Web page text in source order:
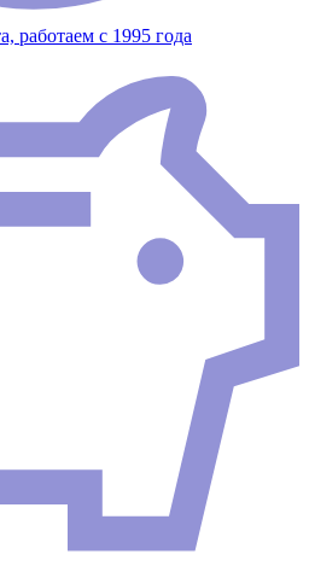
работаем с 1995 года